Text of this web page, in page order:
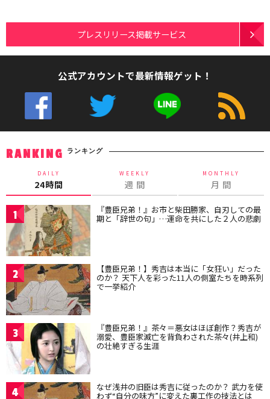
プレスリリース掲載サービス
公式アカウントで最新情報ゲット！
RANKING ランキング
DAILY
24時間
WEEKLY
週 間
MONTHLY
月 間
1 『豊臣兄弟！』お市と柴田勝家、自刃しての最
期と「辞世の句」…運命を共にした２人の悲劇
2 【豊臣兄弟！】秀吉は本当に「女狂い」だった
のか？ 天下人を彩った11人の側室たちを時系列
で一挙紹介
3 『豊臣兄弟！』茶々＝悪女はほぼ創作？秀吉が
溺愛、豊臣家滅亡を背負わされた茶々(井上和)
の壮絶すぎる生涯
4 なぜ浅井の旧臣は秀吉に従ったのか？ 武力を使
わず“自分の味方”に変えた裏工作の技法とは